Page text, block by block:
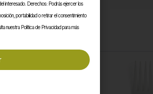
interesado. Derechos: Podrás ejercer los
portabilidad o retirar el consentimiento
nuestra Política de Privacidad para más